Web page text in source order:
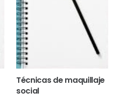
Técnicas de maquillaje
social